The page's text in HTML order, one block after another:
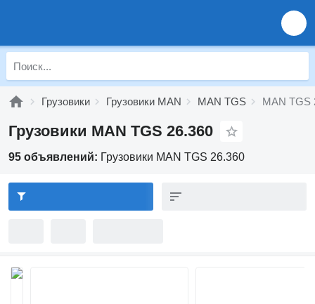
Грузовики Грузовики MAN MAN TGS MAN TGS
Грузовики MAN TGS 26.360
95 объявлений: Грузовики MAN TGS 26.360